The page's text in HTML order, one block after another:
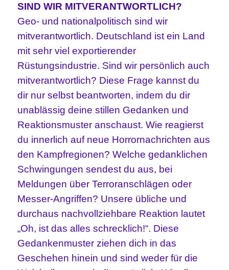
SIND WIR MITVERANTWORTLICH?
Geo- und nationalpolitisch sind wir
mitverantwortlich. Deutschland ist ein Land
mit sehr viel exportierender
Rüstungsindustrie. Sind wir persönlich auch
mitverantwortlich? Diese Frage kannst du
dir nur selbst beantworten, indem du dir
unablässig deine stillen Gedanken und
Reaktionsmuster anschaust. Wie reagierst
du innerlich auf neue Horrornachrichten aus
den Kampfregionen? Welche gedanklichen
Schwingungen sendest du aus, bei
Meldungen über Terroranschlägen oder
Messer-Angriffen? Unsere übliche und
durchaus nachvollziehbare Reaktion lautet
„Oh, ist das alles schrecklich!“. Diese
Gedankenmuster ziehen dich in das
Geschehen hinein und sind weder für die